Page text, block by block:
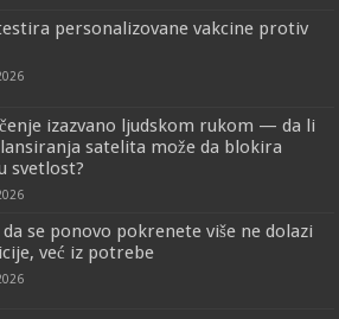
personalizovane vakcine protiv
izazvano ljudskom rukom — da li
satelita može da blokira
svetlost?
da se ponovo pokrenete više ne dolazi
već iz potrebe